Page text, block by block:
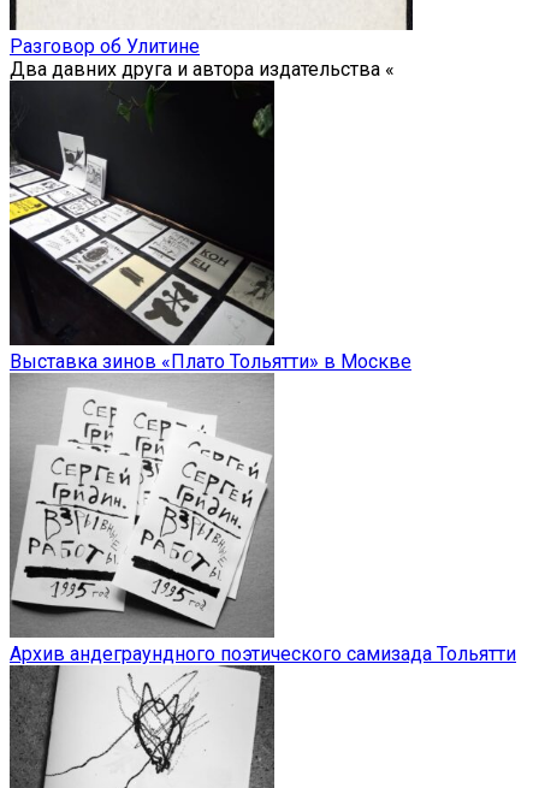
Разговор об Улитине
Два давних друга и автора издательства «
Выставка зинов «Плато Тольятти» в Москве
Архив андеграундного поэтического самизада Тольятти